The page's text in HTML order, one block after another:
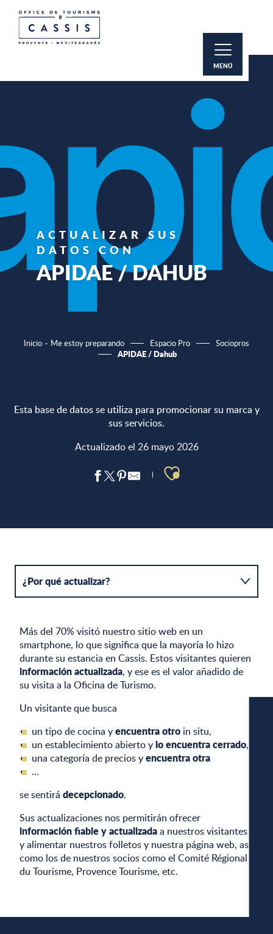
Aller
contenu
MENÚ
ACTUALIZAR SUS
DATOS CON
APIDAE / DAHUB
Inicio – Me estoy preparando Espacio Pro Sociopros
APIDAE / Dahub
Esta base de datos se utiliza para promocionar su marca y
sus servicios.
Actualizado el 26 mayo 2026
Ajouter aux
¿Por qué actualizar?
Condiciones de adhesión
Hoja de ruta y ayuda
Comprobar mis datos
Más del 70% visitó nuestro sitio web en un
smartphone, lo que significa que la mayoría lo hizo
durante su estancia en Cassis. Estos visitantes quieren
información actualizada, y ese es el valor añadido de
su visita a la Oficina de Turismo.
Un visitante que busca
un tipo de cocina yencuentra otro in situ,
un establecimiento abierto ylo encuentra cerrado,
una categoría de precios yencuentra otra
…
se sentirá decepcionado.
Sus actualizaciones nos permitirán ofrecer
información fiable y actualizadaa nuestros visitantes
y alimentar nuestros folletos y nuestra página web, así
como los de nuestros socios como el Comité Régional
du Tourisme, Provence Tourisme, etc.